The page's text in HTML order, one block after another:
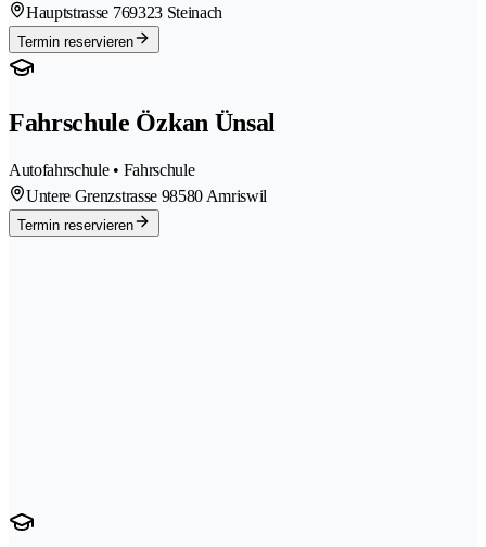
Hauptstrasse 769323 Steinach
Termin reservieren
Fahrschule Özkan Ünsal
Autofahrschule • Fahrschule
Untere Grenzstrasse 98580 Amriswil
Termin reservieren